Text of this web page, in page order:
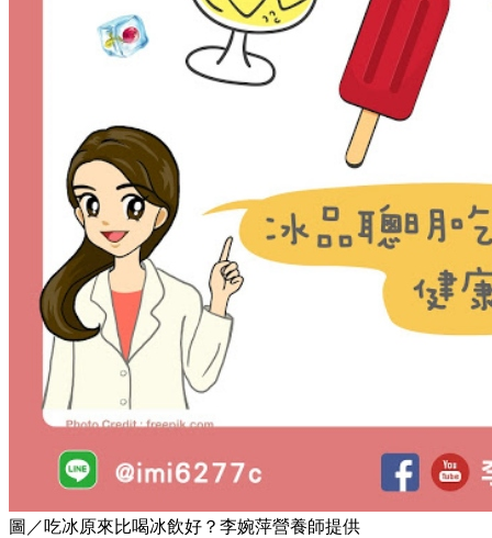
圖／吃冰原來比喝冰飲好？李婉萍營養師提供